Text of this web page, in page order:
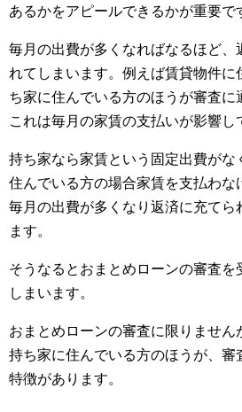
あるかをアピールできるかが重要で
毎月の出費が多くなればなるほど、
れてしまいます。例えば賃貸物件に
ち家に住んでいる方のほうが審査に
これは毎月の家賃の支払いが影響し
持ち家なら家賃という固定出費がな
住んでいる方の場合家賃を支払わな
毎月の出費が多くなり返済に充てら
ます。
そうなるとおまとめローンの審査を
しまいます。
おまとめローンの審査に限りません
持ち家に住んでいる方のほうが、審
特徴があります。